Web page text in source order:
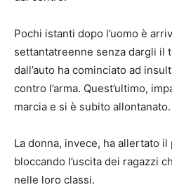
Pochi istanti dopo l’uomo è
settantatreenne senza dargli il
dall’auto ha cominciato ad
contro l’arma. Quest’ultimo,
marcia e si è subito allontanato.
La donna, invece, ha allertato
bloccando l’uscita dei ragazzi
nelle loro classi.